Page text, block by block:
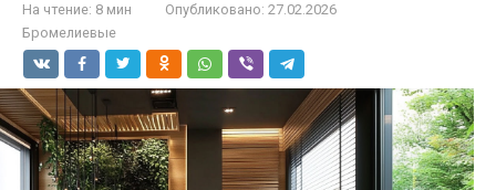
На чтение: 8 мин Опубликовано: 27.02.2026
Бромелиевые